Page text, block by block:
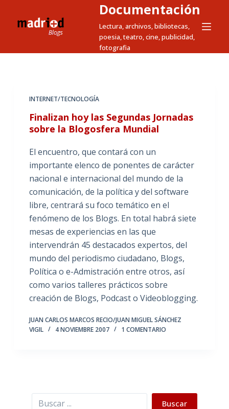
t
Documentación
Lectura, archivos, bibliotecas,
poesia, teatro, cine, publicidad,
fotografia
INTERNET/TECNOLOGÍA
Finalizan hoy las Segundas Jornadas
sobre la Blogosfera Mundial
El encuentro, que contará con un
importante elenco de ponentes de carácter
nacional e internacional del mundo de la
comunicación, de la política y del software
libre, centrará su foco temático en el
fenómeno de los Blogs. En total habrá siete
mesas de experiencias en las que
intervendrán 45 destacados expertos, del
mundo del periodismo ciudadano, Blogs,
Política o e-Admistración entre otros, así
como varios talleres prácticos sobre
creación de Blogs, Podcast o Videoblogging.
JUAN CARLOS MARCOS RECIO/JUAN MIGUEL SÁNCHEZ
VIGIL
4 NOVIEMBRE 2007 1 COMENTARIO
Buscar Buscar